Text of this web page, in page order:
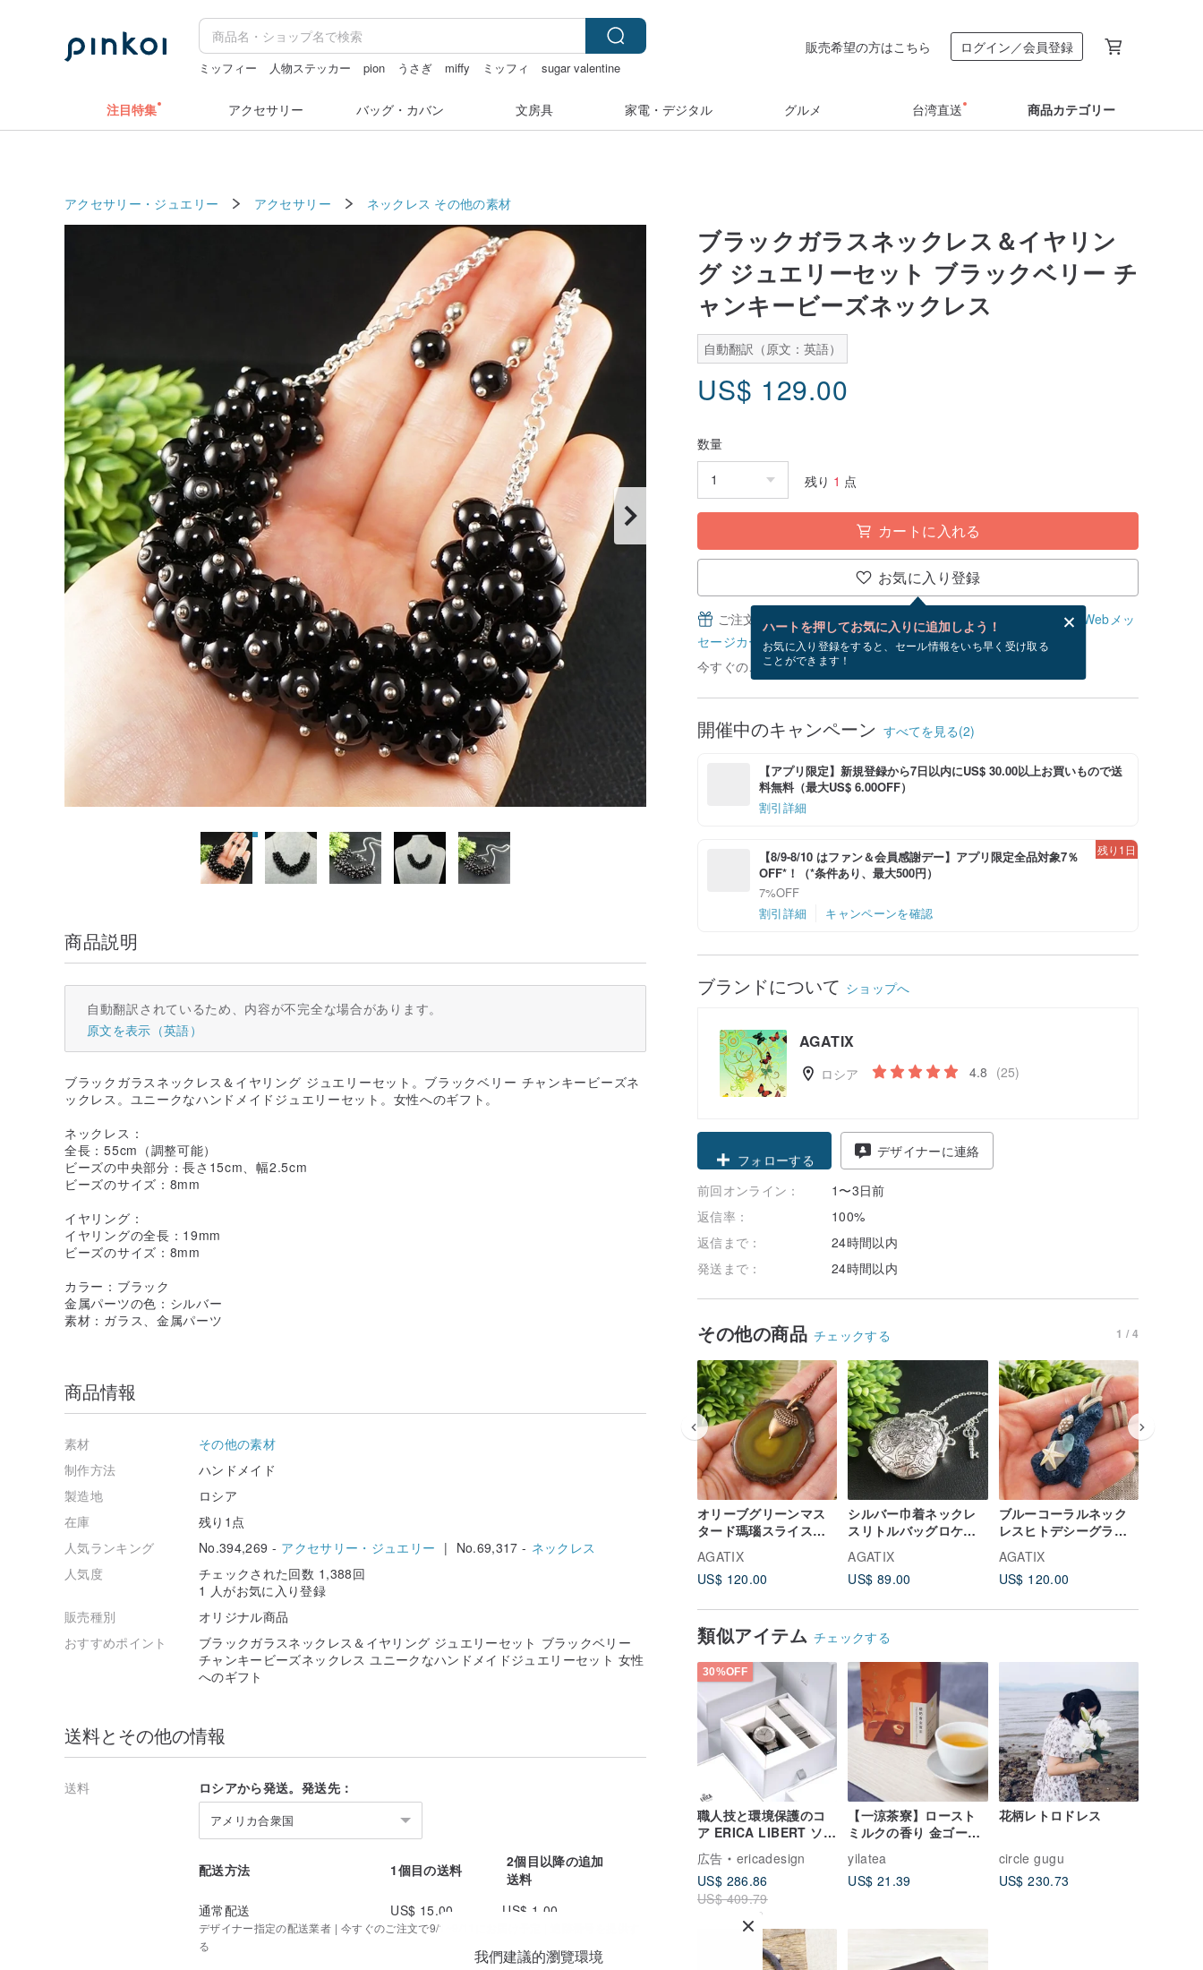
ミッフィー 人物ステッカー pion うさぎ miffy ミッフィ
sugar valentine
販売希望の方はこちら ログイン／会員登録
注目特集 アクセサリー バッグ・カバン 文房具 家電・デジタル グルメ 台湾直送 商品カテゴリー
アクセサリー・ジュエリー アクセサリー ネックレス その他の素材
ブラックガラスネックレス＆イヤリン
グ ジュエリーセット ブラックベリー チ
ャンキービーズネックレス
自動翻訳（原文：英語）
US$ 129.00
数量
残り 1 点
カートに入れる
お気に入り登録
ハートを押してお気に入りに追加しよう！
お気に入り登録をすると、セール情報をいち早く受け取る
ことができます！
ご注文完了後、無料でWebメッセージカードを作成できます。
Webメッ
セージカードとは？
今すぐのご注文で9/1~9/11にお届け予定です。
開催中のキャンペーン すべてを見る(2)
【アプリ限定】新規登録から7日以内にUS$ 30.00以上お買いもので送
料無料（最大US$ 6.00OFF）
割引詳細
【8/9-8/10 はファン＆会員感謝デー】アプリ限定全品対象7％
OFF*！（*条件あり、最大500円）
7%OFF
割引詳細
キャンペーンを確認
残り1日
ブランドについて ショップへ
AGATIX
ロシア 4.8 (25)
フォローする
デザイナーに連絡
前回オンライン：
1〜3日前
返信率：
100%
返信まで：
24時間以内
発送まで：
24時間以内
その他の商品 チェックする 1 / 4
オリーブグリーンマス
タード瑪瑙スライスス
ラブ銅どんぐりペンダ
ントネックレスジュエ
リーギフト
AGATIX
US$ 120.00
シルバー巾着ネックレ
スリトルバッグロケッ
ト自由奔放に生きるペ
ンダントウィッシュキ
ーパー思い出に残るギ
AGATIX
US$ 89.00
ブルーコーラルネック
レスヒトデシーグラス
シェルマリンマリタイ
ムペンダントジュエリ
ー
AGATIX
US$ 120.00
類似アイテム チェックする
30%OFF
職人技と環境保護のコ
ア ERICA LIBERT ソー
ラー パイナップル ベル
ト ウォッチ - セット イ
ンテリジェントグレー
広告
ericadesign
US$ 286.86
US$ 409.79
【一涼茶寮】ロースト
ミルクの香り 金ゴール
ド茶│浅煎り│龍眼炭火
焙煎台湾茶
yilatea
US$ 21.39
花柄レトロドレス
circle gugu
US$ 230.73
商品説明
自動翻訳されているため、内容が不完全な場合があります。
原文を表示（英語）
ブラックガラスネックレス＆イヤリング ジュエリーセット。ブラックベリー チャンキービーズネ
ックレス。ユニークなハンドメイドジュエリーセット。女性へのギフト。
ネックレス：
全長：55cm（調整可能）
ビーズの中央部分：長さ15cm、幅2.5cm
ビーズのサイズ：8mm
イヤリング：
イヤリングの全長：19mm
ビーズのサイズ：8mm
カラー：ブラック
金属パーツの色：シルバー
素材：ガラス、金属パーツ
商品情報
素材
その他の素材
制作方法
ハンドメイド
製造地
ロシア
在庫
残り1点
人気ランキング
No.394,269 - アクセサリー・ジュエリー | No.69,317 - ネックレス
人気度
チェックされた回数 1,388回
1 人がお気に入り登録
販売種別
オリジナル商品
おすすめポイント
ブラックガラスネックレス＆イヤリング ジュエリーセット ブラックベリー
チャンキービーズネックレス ユニークなハンドメイドジュエリーセット 女性
へのギフト
送料とその他の情報
送料 ロシアから発送。発送先：
アメリカ合衆国
配送方法 1個目の送料
2個目以降の追加
送料
通常配送
US$ 15.00 US$ 1.00
デザイナー指定の配送業者 | 今すぐのご注文で9/1~9/11にお届け予定 | 追跡番号を提供す
る
我們建議的瀏覽環境